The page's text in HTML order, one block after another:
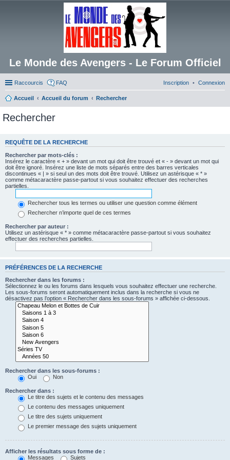
Le Monde des Avengers - Le Forum Officiel
Raccourcis FAQ Connexion
Inscription
Accueil Accueil du forum Rechercher
Rechercher
REQUÊTE DE LA RECHERCHE
Rechercher par mots-clés :
Insérez le caractère « + » devant un mot qui doit être trouvé et « - » devant un mot qui
doit être ignoré. Insérez une liste de mots séparés entre des barres verticales
discontinues « | » si seul un des mots doit être trouvé. Utilisez un astérisque « * »
comme métacaractère passe-partout si vous souhaitez effectuer des recherches
partielles.
Rechercher tous les termes ou utiliser une question comme élément
Rechercher n’importe quel de ces termes
Rechercher par auteur :
Utilisez un astérisque « * » comme métacaractère passe-partout si vous souhaitez
effectuer des recherches partielles.
PRÉFÉRENCES DE LA RECHERCHE
Rechercher dans les forums :
Sélectionnez le ou les forums dans lesquels vous souhaitez effectuer une recherche.
Les sous-forums seront automatiquement inclus dans la recherche si vous ne
désactivez pas l’option « Rechercher dans les sous-forums » affichée ci-dessous.
Rechercher dans les sous-forums :
Oui
Non
Rechercher dans :
Le titre des sujets et le contenu des messages
Le contenu des messages uniquement
Le titre des sujets uniquement
Le premier message des sujets uniquement
Afficher les résultats sous forme de :
Messages
Sujets